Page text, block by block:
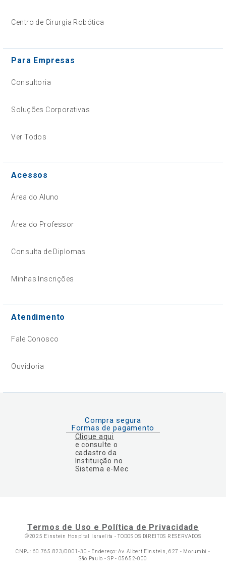
Centro de Cirurgia Robótica
Para Empresas
Consultoria
Soluções Corporativas
Ver Todos
Acessos
Área do Aluno
Área do Professor
Consulta de Diplomas
Minhas Inscrições
Atendimento
Fale Conosco
Ouvidoria
Compra segura
Formas de pagamento
Clique aqui
e consulte o
cadastro da
Instituição no
Sistema e-Mec
Termos de Uso e Política de Privacidade
©2025 Einstein Hospital Israelita -TODOS OS DIREITOS RESERVADOS
CNPJ: 60.765.823/0001-30 - Endereço: Av. Albert Einstein, 627 - Morumbi -
São Paulo - SP - 05652-000